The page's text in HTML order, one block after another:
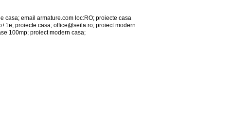
casa; email armature.com loc:RO; proiecte casa
proiecte casa; office@seila.ro; proiect modern
100mp; proiect modern casa;